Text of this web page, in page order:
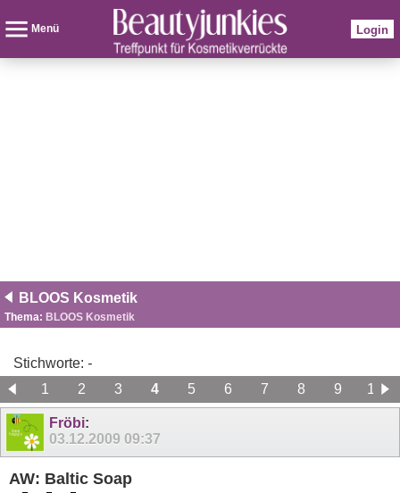
Menü Login
BLOOS Kosmetik
Thema: BLOOS Kosmetik
Stichworte: -
1
2 3 4 5 6 7 8 9
10
11
12
Fröbi:
03.12.2009 09:37
AW: Baltic Soap